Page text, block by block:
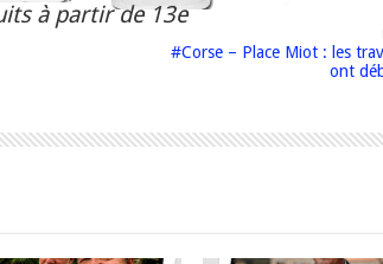
à partir de 13e
#Corse – Place Miot : les
ont